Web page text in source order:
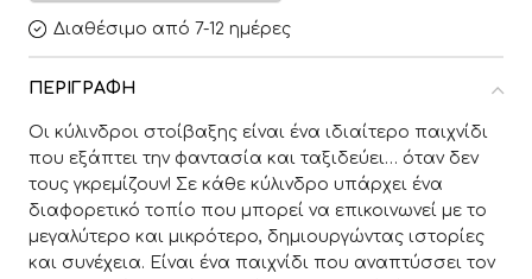
Διαθέσιμο από 7-12 ημέρες
ΠΕΡΙΓΡΑΦΉ
Οι κύλινδροι στοίβαξης είναι ένα ιδιαίτερο παιχνίδι
που εξάπτει την φαντασία και ταξιδεύει… όταν δεν
τους γκρεμίζουν! Σε κάθε κύλινδρο υπάρχει ένα
διαφορετικό τοπίο που μπορεί να επικοινωνεί με το
μεγαλύτερο και μικρότερο, δημιουργώντας ιστορίες
και συνέχεια. Είναι ένα παιχνίδι που αναπτύσσει τον